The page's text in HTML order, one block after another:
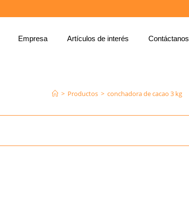
Empresa Artículos de interés Contáctanos
> Productos > conchadora de cacao 3 kg